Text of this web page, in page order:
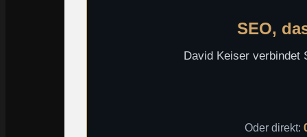
SEO,
David Keiser verbindet
Oder direkt: